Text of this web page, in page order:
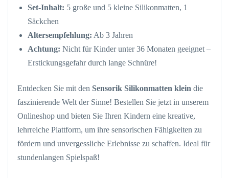
Set-Inhalt: 5 große und 5 kleine Silikonmatten, 1
Säckchen
Altersempfehlung: Ab 3 Jahren
Achtung: Nicht für Kinder unter 36 Monaten geeignet –
Erstickungsgefahr durch lange Schnüre!
Entdecken Sie mit den Sensorik Silikonmatten klein die
faszinierende Welt der Sinne! Bestellen Sie jetzt in unserem
Onlineshop und bieten Sie Ihren Kindern eine kreative,
lehrreiche Plattform, um ihre sensorischen Fähigkeiten zu
fördern und unvergessliche Erlebnisse zu schaffen. Ideal für
stundenlangen Spielspaß!